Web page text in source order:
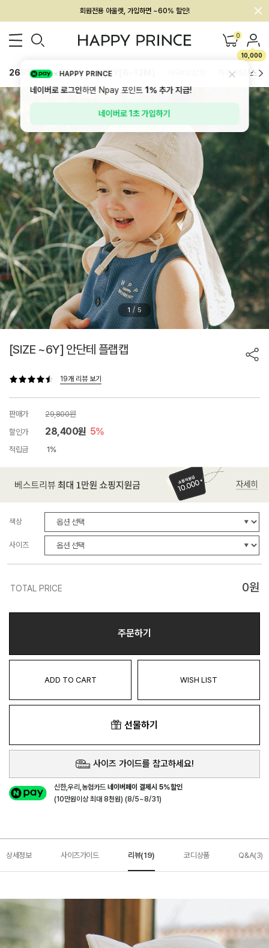
멤버십 최대 28,000원 혜택
0
10,000
26SS 신상 BEST BABY[6~12M] 하의/레깅스
1 / 5
[SIZE ~6Y] 안단테 플랩캡
19개 리뷰 보기
판매가
29,800원
할인가
28,400원 5%
적립금 1%
색상
사이즈
TOTAL PRICE 0원
주문하기
ADD TO CART WISH LIST
선물하기
사이즈 가이드를 참고하세요!
신한,우리,농협카드네이버페이 결제시 5%할인
(10만원이상 최대 8천원) (8/5~8/31)
상세정보 사이즈가이드 리뷰(19) 코디상품 Q&A(3)
HAPPY PRINCE
네이버로 로그인하면 Npay 포인트1%추가 지급!
네이버로 1초 가입하기